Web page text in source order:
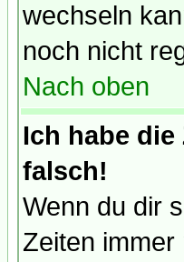
wechseln
noch nicht
Nach oben
Ich habe
falsch!
Wenn du dir
Zeiten